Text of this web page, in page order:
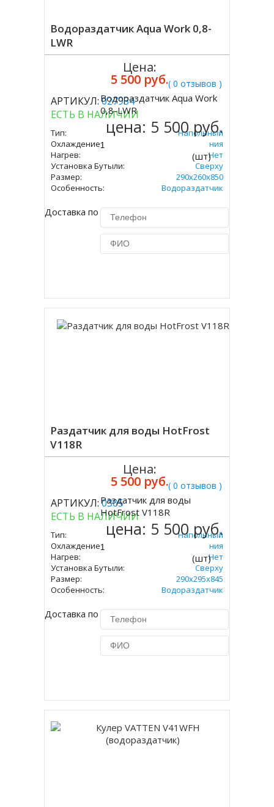
Водораздатчик Aqua Work 0,8-
LWR
( 0 отзывов )
АРТИКУЛ:027934
ЕСТЬ В НАЛИЧИИ
Тип:
Напольный
Охлаждение:
Без Охлаждения
Нагрев:
Нет
Установка Бутыли:
Сверху
Размер:
290х260х850
Особенность:
Водораздатчик
Доставка по Москве 450 руб.
Цена:
5 500 руб.
Купить
Водораздатчик Aqua Work
0,8-LWR
цена: 5 500 руб.
(шт)
Раздатчик для воды HotFrost
V118R
( 0 отзывов )
АРТИКУЛ:0305
ЕСТЬ В НАЛИЧИИ
Тип:
Напольный
Охлаждение:
Без Охлаждения
Нагрев:
Нет
Установка Бутыли:
Сверху
Размер:
290х295х845
Особенность:
Водораздатчик
Доставка по Москве 450 руб.
Цена:
5 500 руб.
Купить
Раздатчик для воды
HotFrost V118R
цена: 5 500 руб.
(шт)